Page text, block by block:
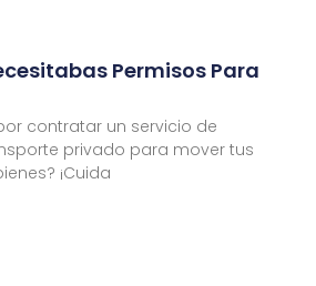
Permisos Para
contratar un servicio de
privado para mover tus
¡Cuida